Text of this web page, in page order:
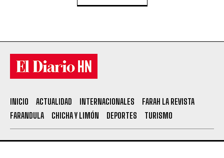
INICIO ACTUALIDAD INTERNACIONALES
FARAH LA REVISTA
FARANDULA
CHICHA Y LIMÓN DEPORTES TURISMO